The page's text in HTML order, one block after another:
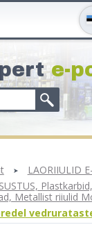
e-
LAORIIULID
Metallist riiulid